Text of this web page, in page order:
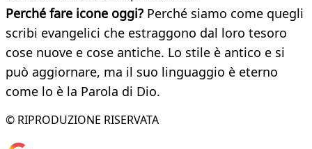
Perché fare icone oggi? Perché siamo come quegli
scribi evangelici che estraggono dal loro tesoro
cose nuove e cose antiche. Lo stile è antico e si
può aggiornare, ma il suo linguaggio è eterno
come lo è la Parola di Dio.
© RIPRODUZIONE RISERVATA